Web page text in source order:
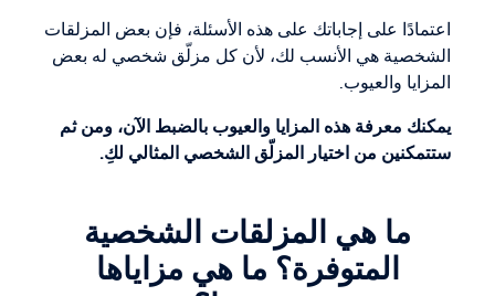
اعتمادًا على إجاباتك على هذه الأسئلة، فإن بعض المزلقات
الشخصية هي الأنسب لك، لأن كل مزلّق شخصي له بعض
المزايا والعيوب.
يمكنك معرفة هذه المزايا والعيوب بالضبط الآن، ومن ثم
ستتمكنين من اختيار المزلّق الشخصي المثالي لكِ.
ما هي المزلقات الشخصية
المتوفرة؟ ما هي مزاياها